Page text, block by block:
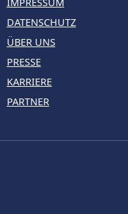
DATENSCHUTZ
ÜBER UNS
PRESSE
KARRIERE
PARTNER